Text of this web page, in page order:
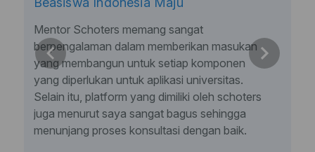
Mentor Schoters memang sangat
berpengalaman dalam memberikan masukan
yang membangun untuk setiap komponen
yang diperlukan untuk aplikasi universitas.
Selain itu, platform yang dimiliki oleh schoters
juga menurut saya sangat bagus sehingga
menunjang proses konsultasi dengan baik.